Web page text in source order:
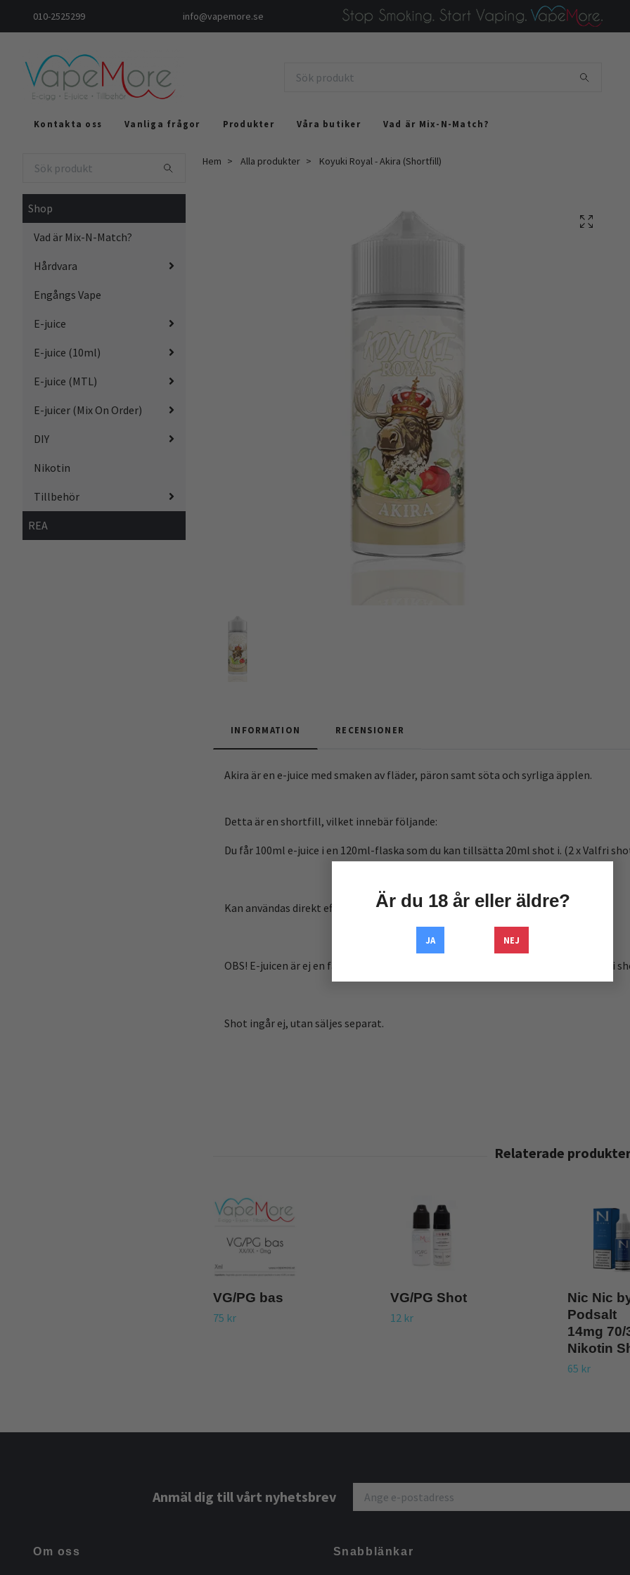
Är du 18 år eller äldre?
JA NEJ
010-2525299 info@vapemore.se
Kontakta oss Vanliga frågor Produkter Våra butiker Vad är Mix-N-Match?
Shop
Vad är Mix-N-Match?
Hårdvara
Engångs Vape
E-juice
E-juice (10ml)
E-juice (MTL)
E-juicer (Mix On Order)
DIY
Nikotin
Tillbehör
REA
Hem Alla produkter Koyuki Royal - Akira (Shortfill)
INFORMATION RECENSIONER
Akira är en e-juice med smaken av fläder, päron samt söta och syrliga äpplen.
Detta är en shortfill, vilket innebär följande:
Du får 100ml e-juice i en 120ml-flaska som du kan tillsätta 20ml shot i. (2 x Valfri
Kan användas direkt efter blandning men blir ännu bättre efter lite steeping!
OBS! E-juicen är ej en färdig produkt innan du själv har blandat ihop e-juice + valfri
Shot ingår ej, utan säljes separat.
VG/PG bas
75 kr
VG/PG Shot
12 kr
Nic Nic
Podsalt
14mg 70/
Nikotin
65 kr
Anmäl dig till vårt nyhetsbrev
Om oss Snabblänkar